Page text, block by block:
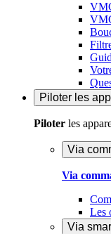
Piloter les
Piloter les
Via
Via
Les
Via